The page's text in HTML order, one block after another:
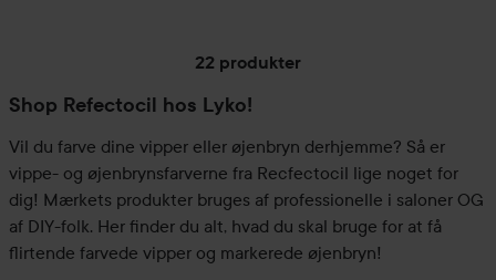
22 produkter
Shop Refectocil hos Lyko!
Vil du farve dine vipper eller øjenbryn derhjemme? Så er
vippe- og øjenbrynsfarverne fra Recfectocil lige noget for
dig! Mærkets produkter bruges af professionelle i saloner OG
af DIY-folk. Her finder du alt, hvad du skal bruge for at få
flirtende farvede vipper og markerede øjenbryn!